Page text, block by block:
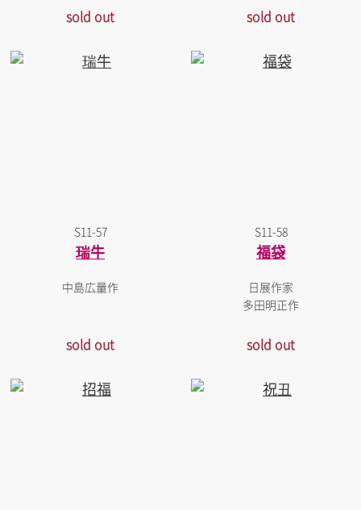
sold out sold out
S11-57
瑞牛
中島広量作
sold out
S11-58
福袋
日展作家
多田明正作
sold out